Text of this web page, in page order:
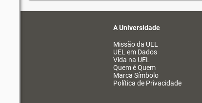
A Universidade
Missão da UEL
UEL em Dados
Vida na UEL
Quem é Quem
Marca Símbolo
Política de Privacidade